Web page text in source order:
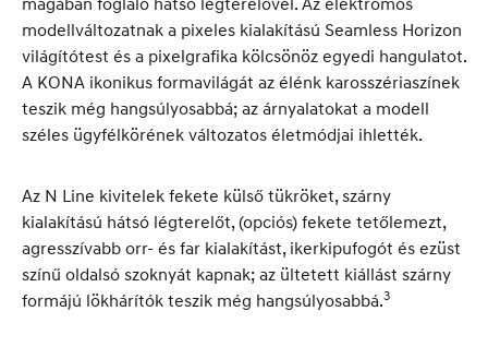
modellváltozatnak a pixeles kialakítású Seamless Horizon
világítótest és a pixelgrafika kölcsönöz egyedi hangulatot.
A KONA ikonikus formavilágát az élénk karosszériaszínek
teszik még hangsúlyosabbá; az árnyalatokat a modell
széles ügyfélkörének változatos életmódjai ihlették.
Az N Line kivitelek fekete külső tükröket, szárny
kialakítású hátsó légterelőt, (opciós) fekete tetőlemezt,
agresszívabb orr- és far kialakítást, ikerkipufogót és ezüst
színű oldalsó szoknyát kapnak; az ültetett kiállást szárny
formájú lökhárítók teszik még hangsúlyosabbá.3